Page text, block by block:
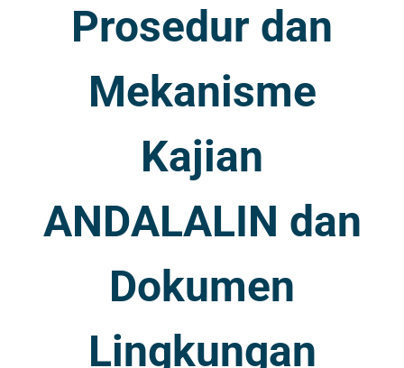
Prosedur dan
Mekanisme
Kajian
ANDALALIN dan
Dokumen
Lingkungan